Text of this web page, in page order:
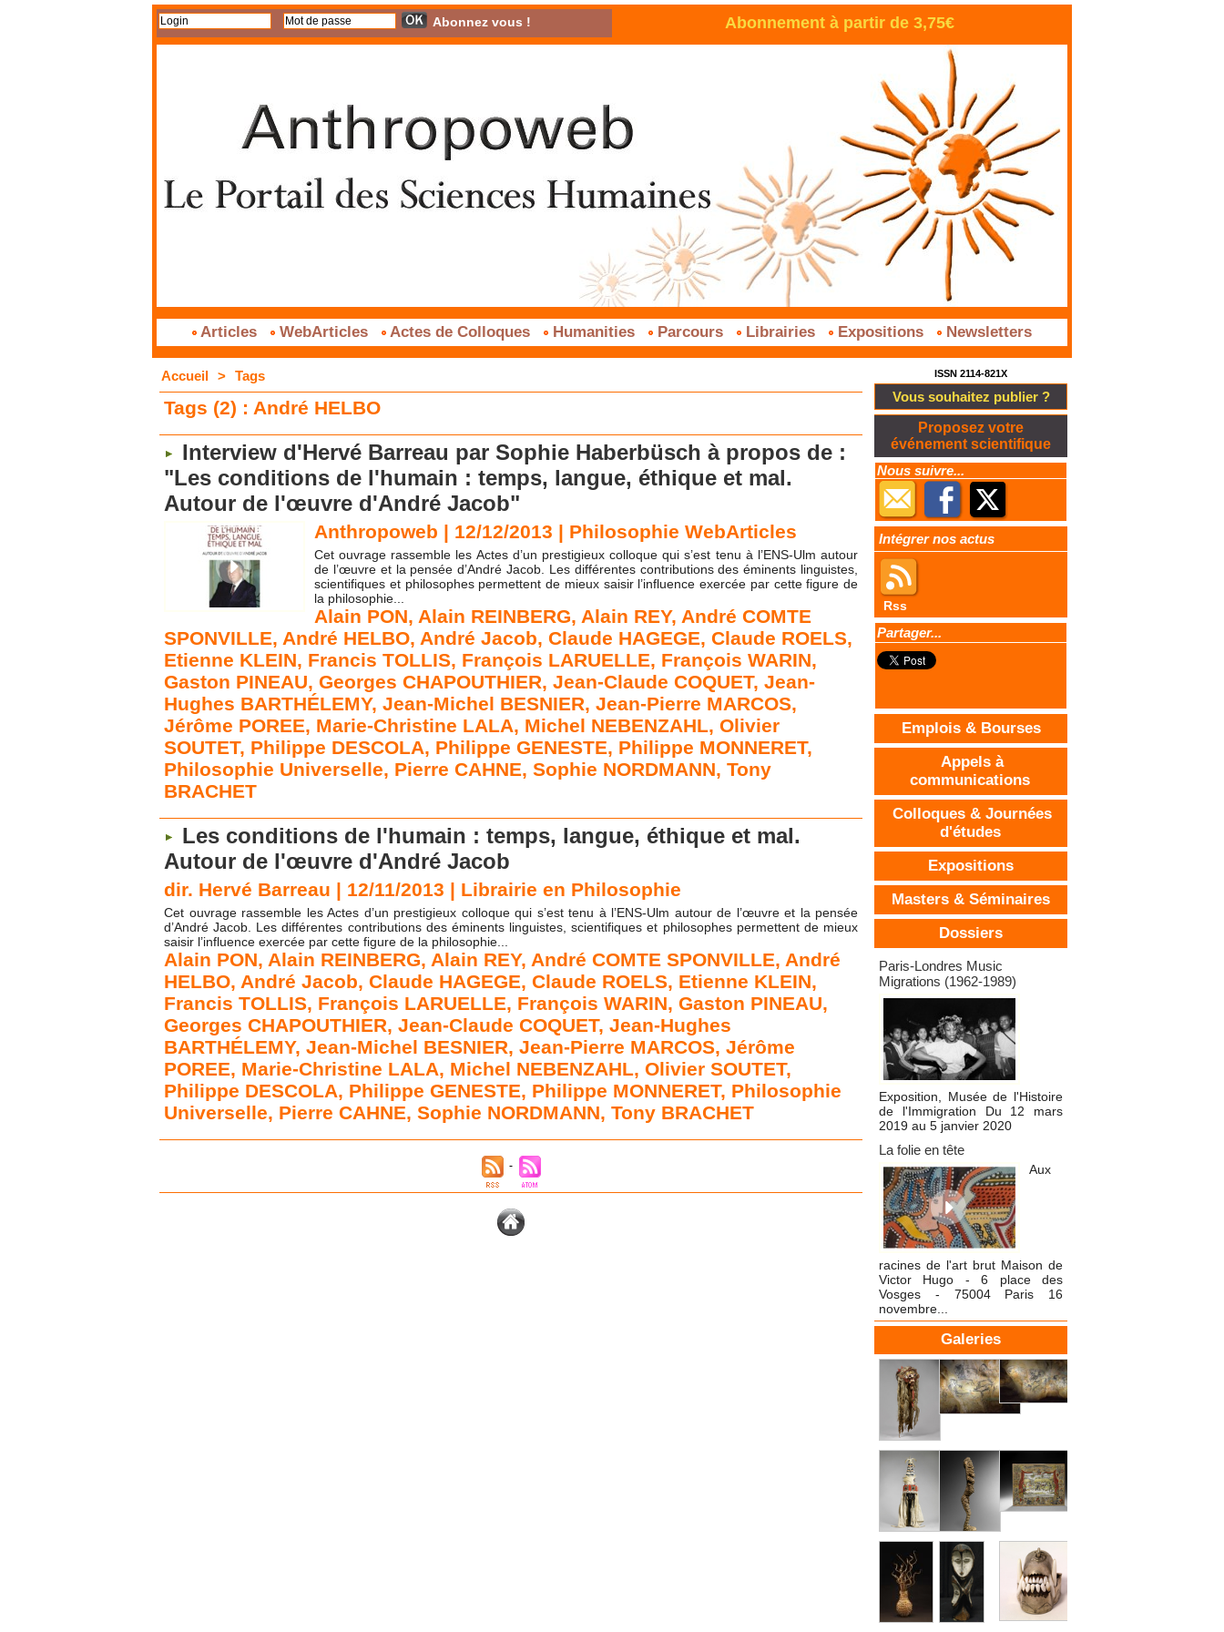
Abonnez vous ! Abonnement à partir de 3,75€
Articles WebArticles Actes de Colloques Humanities Parcours Librairies Expositions Newsletters
Accueil > Tags
Tags (2) : André HELBO
Interview d'Hervé Barreau par Sophie Haberbüsch à propos de :
"Les conditions de l'humain : temps, langue, éthique et mal.
Autour de l'œuvre d'André Jacob"
Anthropoweb | 12/12/2013 | Philosophie WebArticles
Cet ouvrage rassemble les Actes d’un prestigieux colloque qui s’est tenu à l’ENS-Ulm autour
de l’œuvre et la pensée d’André Jacob. Les différentes contributions des éminents linguistes,
scientifiques et philosophes permettent de mieux saisir l’influence exercée par cette figure de
la philosophie...
Alain PON, Alain REINBERG, Alain REY, André COMTE
SPONVILLE, André HELBO, André Jacob, Claude HAGEGE, Claude ROELS,
Etienne KLEIN, Francis TOLLIS, François LARUELLE, François WARIN,
Gaston PINEAU, Georges CHAPOUTHIER, Jean-Claude COQUET, Jean-
Hughes BARTHÉLEMY, Jean-Michel BESNIER, Jean-Pierre MARCOS,
Jérôme POREE, Marie-Christine LALA, Michel NEBENZAHL, Olivier
SOUTET, Philippe DESCOLA, Philippe GENESTE, Philippe MONNERET,
Philosophie Universelle, Pierre CAHNE, Sophie NORDMANN, Tony
BRACHET
Les conditions de l'humain : temps, langue, éthique et mal.
Autour de l'œuvre d'André Jacob
dir. Hervé Barreau | 12/11/2013 | Librairie en Philosophie
Cet ouvrage rassemble les Actes d’un prestigieux colloque qui s’est tenu à l’ENS-Ulm autour de l’œuvre et la pensée
d’André Jacob. Les différentes contributions des éminents linguistes, scientifiques et philosophes permettent de mieux
saisir l’influence exercée par cette figure de la philosophie...
Alain PON, Alain REINBERG, Alain REY, André COMTE SPONVILLE, André
HELBO, André Jacob, Claude HAGEGE, Claude ROELS, Etienne KLEIN,
Francis TOLLIS, François LARUELLE, François WARIN, Gaston PINEAU,
Georges CHAPOUTHIER, Jean-Claude COQUET, Jean-Hughes
BARTHÉLEMY, Jean-Michel BESNIER, Jean-Pierre MARCOS, Jérôme
POREE, Marie-Christine LALA, Michel NEBENZAHL, Olivier SOUTET,
Philippe DESCOLA, Philippe GENESTE, Philippe MONNERET, Philosophie
Universelle, Pierre CAHNE, Sophie NORDMANN, Tony BRACHET
ISSN 2114-821X
Vous souhaitez publier ?
Proposez votre
événement scientifique
Nous suivre...
Intégrer nos actus
Rss
Partager...
Emplois & Bourses
Appels à
communications
Colloques & Journées
d'études
Expositions
Masters & Séminaires
Dossiers
Paris-Londres Music
Migrations (1962-1989)
Exposition, Musée de l'Histoire
de l'Immigration Du 12 mars
2019 au 5 janvier 2020
La folie en tête
Aux
racines de l'art brut Maison de
Victor Hugo - 6 place des
Vosges - 75004 Paris 16
novembre...
Galeries